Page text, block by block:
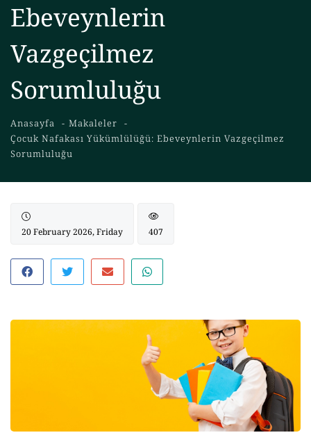
Ebeveynlerin
Vazgeçilmez
Sorumluluğu
Anasayfa
Makaleler
Çocuk Nafakası Yükümlülüğü: Ebeveynlerin Vazgeçilmez
Sorumluluğu
20 February 2026, Friday 407